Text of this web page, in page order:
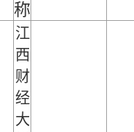
称
江
西
财
经
大